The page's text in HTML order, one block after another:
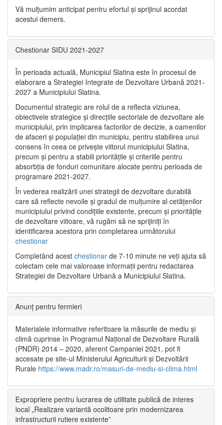
Vă mulţumim anticipat pentru efortul şi sprijinul acordat
acestui demers.
Chestionar SIDU 2021-2027
În perioada actuală, Municipiul Slatina este în procesul de
elaborare a Strategiei Integrate de Dezvoltare Urbană 2021‐
2027 a Municipiului Slatina.
Documentul strategic are rolul de a reflecta viziunea,
obiectivele strategice și direcțiile sectoriale de dezvoltare ale
municipiului, prin implicarea factorilor de decizie, a oamenilor
de afaceri și populației din municipiu, pentru stabilirea unui
consens în ceea ce privește viitorul municipiului Slatina,
precum și pentru a stabili prioritățile și criteriile pentru
absorbția de fonduri comunitare alocate pentru perioada de
programare 2021-2027.
În vederea realizării unei strategii de dezvoltare durabilă
care să reflecte nevoile și gradul de mulțumire al cetățenilor
municipiului privind condițiile existente, precum și prioritățile
de dezvoltare viitoare, vă rugăm să ne sprijiniți în
identificarea acestora prin completarea următorului
chestionar
Completând acest chestionar de 7-10 minute ne veți ajuta să
colectam cele mai valoroase informații pentru redactarea
Strategiei de Dezvoltare Urbană a Municipiului Slatina.
Anunț pentru fermieri
Materialele informative referitoare la măsurile de mediu și
climă cuprinse în Programul Național de Dezvoltare Rurală
(PNDR) 2014 – 2020, aferent Campaniei 2021, pot fi
accesate pe site-ul Ministerului Agriculturii și Dezvoltării
Rurale https://www.madr.ro/masuri-de-mediu-si-clima.html
Expropriere pentru lucrarea de utilitate publică de interes
local „Realizare variantă ocolitoare prin modernizarea
infrastructurii rutiere existente”